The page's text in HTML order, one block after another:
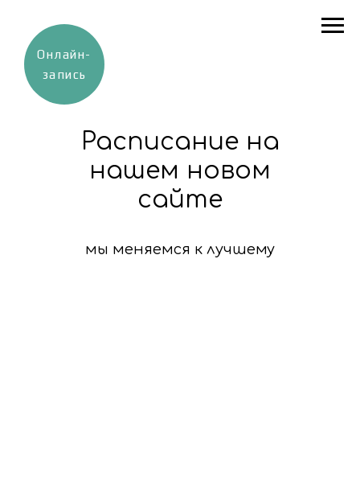
Расписание на
нашем новом
сайте
мы меняемся к лучшему
Онлайн-
запись